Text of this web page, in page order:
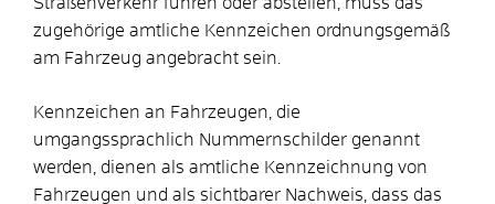
zugehörige amtliche Kennzeichen ordnungsgemäß
am Fahrzeug angebracht sein.
Kennzeichen an Fahrzeugen, die
umgangssprachlich Nummernschilder genannt
werden, dienen als amtliche Kennzeichnung von
Fahrzeugen und als sichtbarer Nachweis, dass das